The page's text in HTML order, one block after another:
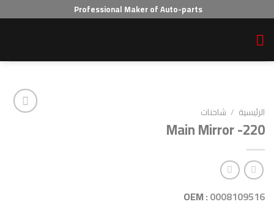
Professional Maker of Auto-parts
شاحنات
Main
OEM :